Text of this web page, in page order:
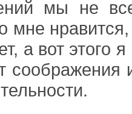
мы не
мне
а вот этого
соображения